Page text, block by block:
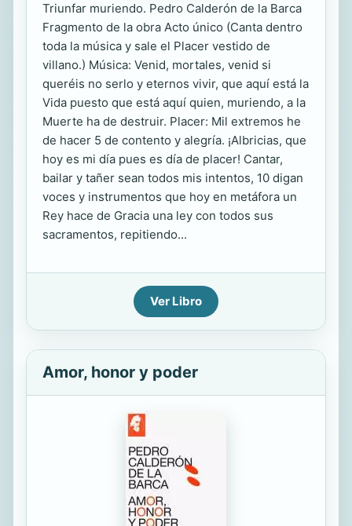
Triunfar muriendo. Pedro Calderón de la Barca
Fragmento de la obra Acto único (Canta dentro
toda la música y sale el Placer vestido de
villano.) Música: Venid, mortales, venid si
queréis no serlo y eternos vivir, que aquí está la
Vida puesto que está aquí quien, muriendo, a la
Muerte ha de destruir. Placer: Mil extremos he
de hacer 5 de contento y alegría. ¡Albricias, que
hoy es mi día pues es día de placer! Cantar,
bailar y tañer sean todos mis intentos, 10 digan
voces y instrumentos que hoy en metáfora un
Rey hace de Gracia una ley con todos sus
sacramentos, repitiendo...
Ver Libro
Amor, honor y poder